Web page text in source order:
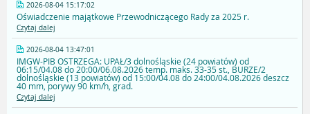
2026-08-04 15:17:02
Oświadczenie majątkowe Przewodniczącego Rady za 2025 r.
Czytaj dalej
2026-08-04 13:47:01
IMGW-PIB OSTRZEGA: UPAŁ/3 dolnośląskie (24 powiatów) od
06:15/04.08 do 20:00/06.08.2026 temp. maks. 33-35 st., BURZE/2
dolnośląskie (13 powiatów) od 15:00/04.08 do 24:00/04.08.2026 deszcz
40 mm, porywy 90 km/h, grad.
Czytaj dalej